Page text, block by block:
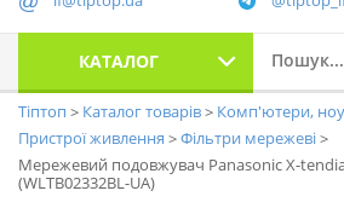
КАТАЛОГ
Тіптоп Каталог товарів
Комп'ютери,
Пристрої живлення
Фільтри мережеві
Мережевий подовжувач Panasonic X-
(WLTB02332BL-UA)